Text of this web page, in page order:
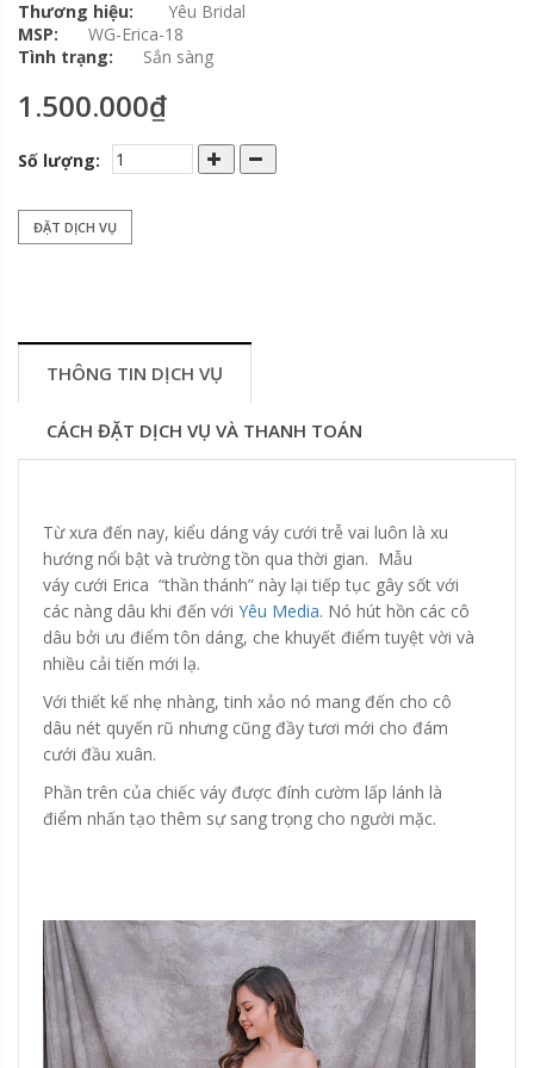
Thương hiệu:
Yêu Bridal
MSP:
WG-Erica-18
Tình trạng:
Sắn sàng
1.500.000₫
Số lượng:
ĐẶT DỊCH VỤ
THÔNG TIN DỊCH VỤ
CÁCH ĐẶT DỊCH VỤ VÀ THANH TOÁN
Từ xưa đến nay, kiểu dáng váy cưới trễ vai luôn là xu
hướng nổi bật và trường tồn qua thời gian. Mẫu
váy cưới Erica “thần thánh” này lại tiếp tục gây sốt với
các nàng dâu khi đến với Yêu Media. Nó hút hồn các cô
dâu bởi ưu điểm tôn dáng, che khuyết điểm tuyệt vời và
nhiều cải tiến mới lạ.
Với thiết kế nhẹ nhàng, tinh xảo nó mang đến cho cô
dâu nét quyến rũ nhưng cũng đầy tươi mới cho đám
cưới đầu xuân.
Phần trên của chiếc váy được đính cườm lấp lánh là
điểm nhấn tạo thêm sự sang trọng cho người mặc.